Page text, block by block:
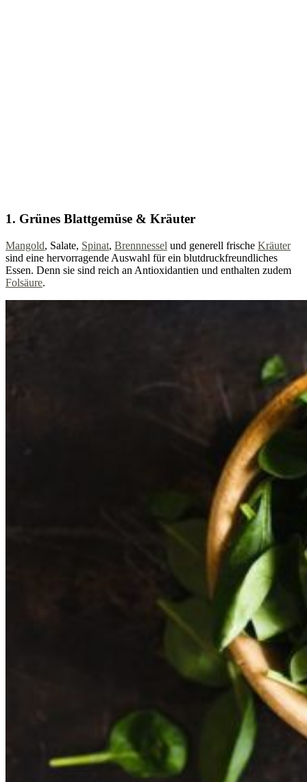
1. Grünes Blattgemüse & Kräuter
Mangold, Salate, Spinat, Brennnessel und generell frische Kräuter
sind eine hervorragende Auswahl für ein blutdruckfreundliches
Essen. Denn sie sind reich an Antioxidantien und enthalten zudem
Folsäure.